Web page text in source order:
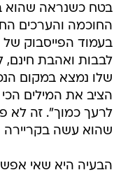
בטח כשנראה שהוא
החוכמה והערכים
בעמוד הפייסבוק
לבבות ואהבת
שלו נמצא במקום
הציב את המילים
לרעך כמוך". זה לא
שהוא עשה בקריירה
הבעיה היא שאי